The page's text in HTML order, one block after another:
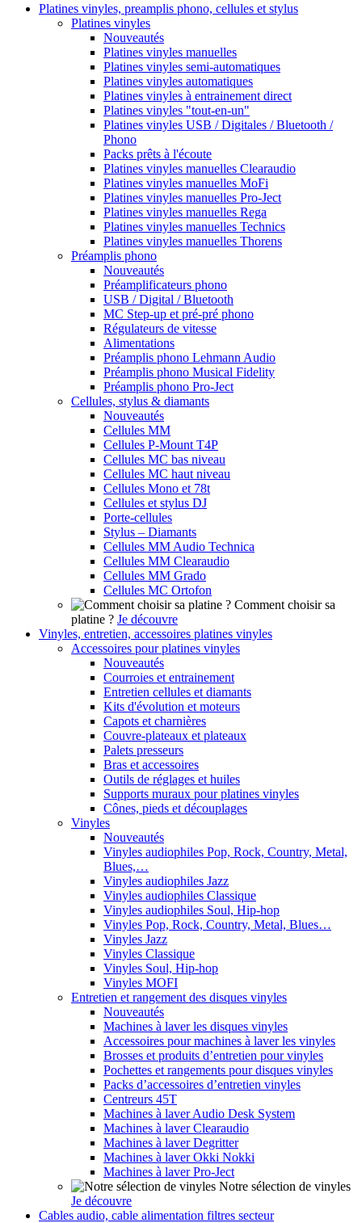
Platines vinyles, preamplis phono, cellules et stylus
Platines vinyles
Nouveautés
Platines vinyles manuelles
Platines vinyles semi-automatiques
Platines vinyles automatiques
Platines vinyles à entrainement direct
Platines vinyles "tout-en-un"
Platines vinyles USB / Digitales / Bluetooth /
Phono
Packs prêts à l'écoute
Platines vinyles manuelles Clearaudio
Platines vinyles manuelles MoFi
Platines vinyles manuelles Pro-Ject
Platines vinyles manuelles Rega
Platines vinyles manuelles Technics
Platines vinyles manuelles Thorens
Préamplis phono
Nouveautés
Préamplificateurs phono
USB / Digital / Bluetooth
MC Step-up et pré-pré phono
Régulateurs de vitesse
Alimentations
Préamplis phono Lehmann Audio
Préamplis phono Musical Fidelity
Préamplis phono Pro-Ject
Cellules, stylus & diamants
Nouveautés
Cellules MM
Cellules P-Mount T4P
Cellules MC bas niveau
Cellules MC haut niveau
Cellules Mono et 78t
Cellules et stylus DJ
Porte-cellules
Stylus – Diamants
Cellules MM Audio Technica
Cellules MM Clearaudio
Cellules MM Grado
Cellules MC Ortofon
Comment choisir sa
platine ? Je découvre
Vinyles, entretien, accessoires platines vinyles
Accessoires pour platines vinyles
Nouveautés
Courroies et entrainement
Entretien cellules et diamants
Kits d'évolution et moteurs
Capots et charnières
Couvre-plateaux et plateaux
Palets presseurs
Bras et accessoires
Outils de réglages et huiles
Supports muraux pour platines vinyles
Cônes, pieds et découplages
Vinyles
Nouveautés
Vinyles audiophiles Pop, Rock, Country, Metal,
Blues,…
Vinyles audiophiles Jazz
Vinyles audiophiles Classique
Vinyles audiophiles Soul, Hip-hop
Vinyles Pop, Rock, Country, Metal, Blues…
Vinyles Jazz
Vinyles Classique
Vinyles Soul, Hip-hop
Vinyles MOFI
Entretien et rangement des disques vinyles
Nouveautés
Machines à laver les disques vinyles
Accessoires pour machines à laver les vinyles
Brosses et produits d’entretien pour vinyles
Pochettes et rangements pour disques vinyles
Packs d’accessoires d’entretien vinyles
Centreurs 45T
Machines à laver Audio Desk System
Machines à laver Clearaudio
Machines à laver Degritter
Machines à laver Okki Nokki
Machines à laver Pro-Ject
Notre sélection de vinyles
Je découvre
Cables audio, cable alimentation filtres secteur